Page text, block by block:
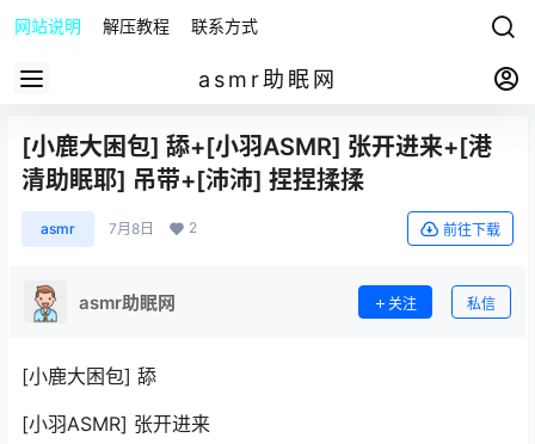
网站说明 解压教程 联系方式
asmr助眠网
[小鹿大困包] 舔+[小羽ASMR] 张开进来+[港
清助眠耶] 吊带+[沛沛] 捏捏揉揉
asmr 7月8日 2 前往下载
asmr助眠网 关注 私信
[小鹿大困包] 舔
[小羽ASMR] 张开进来